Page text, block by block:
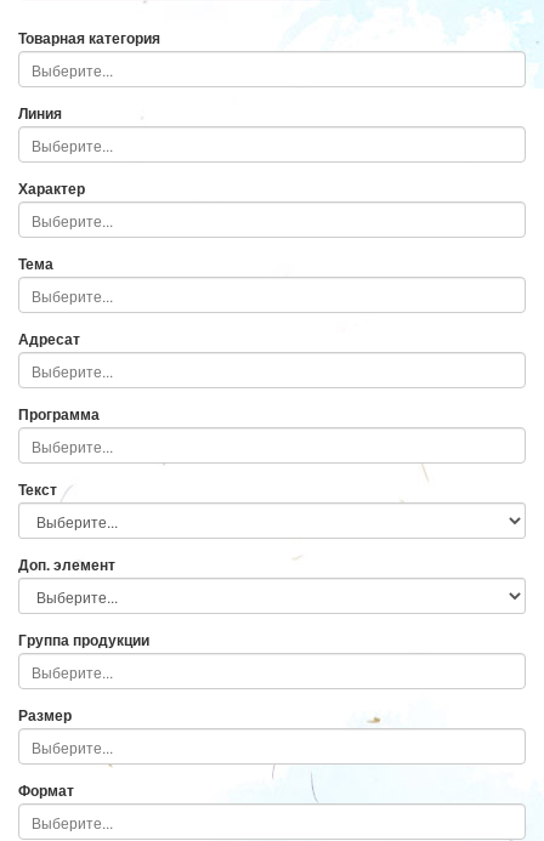
Товарная категория
Линия
Характер
Тема
Адресат
Программа
Текст
Доп. элемент
Группа продукции
Размер
Формат